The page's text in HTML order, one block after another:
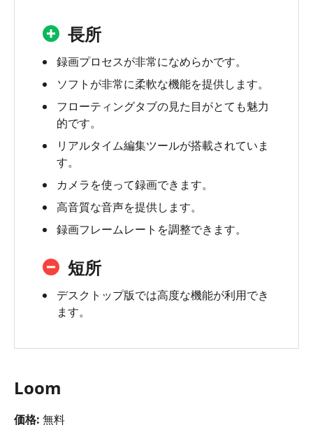
長所
録画プロセスが非常になめらかです。
ソフトが非常に柔軟な機能を提供します。
フローティングタブの見た目がとても魅力
的です。
リアルタイム編集ツールが搭載されていま
す。
カメラを使って録画できます。
高音質な音声を提供します。
録画フレームレートを調整できます。
短所
デスクトップ版では高度な機能が利用でき
ます。
Loom
価格: 無料